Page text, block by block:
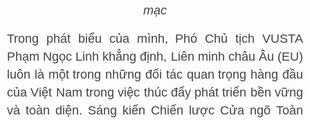
mạc
Trong phát biểu của mình, Phó Chủ tịch VUSTA
Phạm Ngọc Linh khẳng định, Liên minh châu Âu (EU)
luôn là một trong những đối tác quan trọng hàng đầu
của Việt Nam trong việc thúc đẩy phát triển bền vững
và toàn diện. Sáng kiến Chiến lược Cửa ngõ Toàn